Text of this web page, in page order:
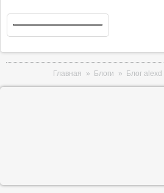
Главная » Блоги » Блог alexd